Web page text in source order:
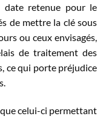
retenue pour le
de mettre la clé sous
ou ceux envisagés,
de traitement des
ce qui porte préjudice
que celui-ci permettant